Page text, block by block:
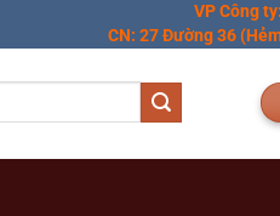
VP Công
CN: 27 Đường 36